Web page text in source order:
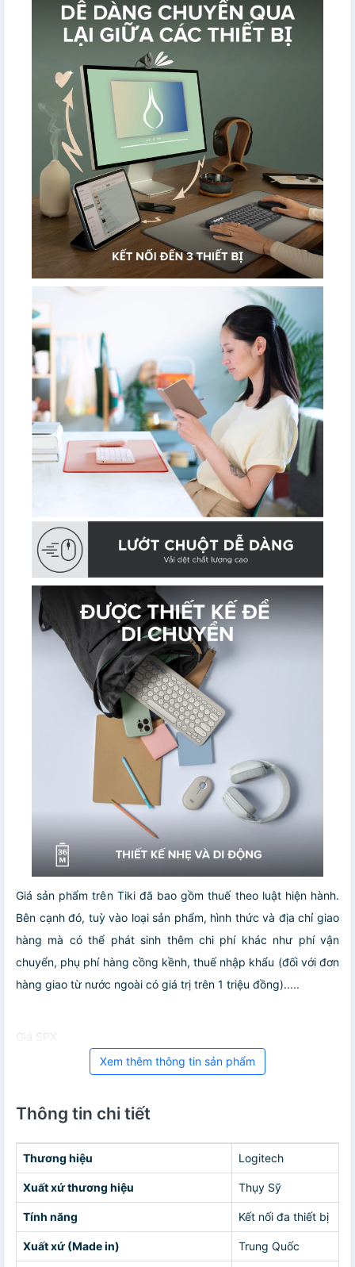
Giá sản phẩm trên Tiki đã bao gồm thuế theo luật hiện hành.
Bên cạnh đó, tuỳ vào loại sản phẩm, hình thức và địa chỉ giao
hàng mà có thể phát sinh thêm chi phí khác như phí vận
chuyển, phụ phí hàng cồng kềnh, thuế nhập khẩu (đối với đơn
hàng giao từ nước ngoài có giá trị trên 1 triệu đồng).....
Giá SPX
Xem thêm thông tin sản phẩm
Thông tin chi tiết
Thương hiệu Logitech
Xuất xứ thương hiệu Thụy Sỹ
Tính năng Kết nối đa thiết bị
Xuất xứ (Made in) Trung Quốc